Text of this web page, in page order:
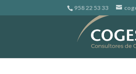
958 22 53 33